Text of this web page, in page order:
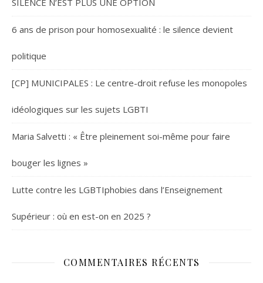
SILENCE N’EST PLUS UNE OPTION
6 ans de prison pour homosexualité : le silence devient
politique
[CP] MUNICIPALES : Le centre-droit refuse les monopoles
idéologiques sur les sujets LGBTI
Maria Salvetti : « Être pleinement soi-même pour faire
bouger les lignes »
Lutte contre les LGBTIphobies dans l’Enseignement
Supérieur : où en est-on en 2025 ?
COMMENTAIRES RÉCENTS